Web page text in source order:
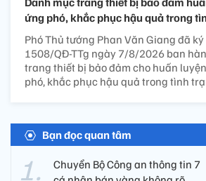
ứng phó, khắc phục hậu quả trong
Phó Thủ tướng Phan Văn Giang đã
1508/QĐ-TTg ngày 7/8/2026 ban
trang thiết bị bảo đảm cho huấn
phó, khắc phục hậu quả trong tình
Bạn đọc quan tâm
Chuyển Bộ Công an thông tin 7